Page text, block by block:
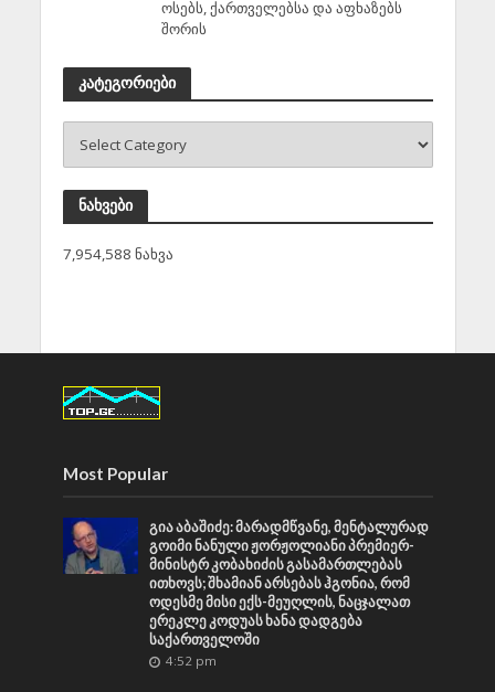
ოსებს, ქართველებსა და აფხაზებს
შორის
კატეგორიები
ნახვები
7,954,588 ნახვა
Most Popular
გია აბაშიძე: მარადმწვანე, მენტალურად
გოიმი ნანული ჟორჟოლიანი პრემიერ-
მინისტრ კობახიძის გასამართლებას
ითხოვს; შხამიან არსებას ჰგონია, რომ
ოდესმე მისი ექს-მეუღლის, ნაცჯალათ
ერეკლე კოდუას ხანა დადგება
საქართველოში
4:52 pm